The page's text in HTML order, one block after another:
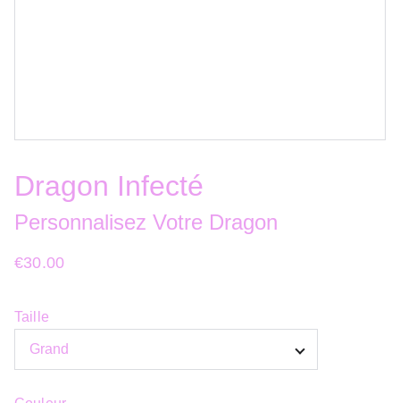
Dragon Infecté
Personnalisez Votre Dragon
€30.00
Taille